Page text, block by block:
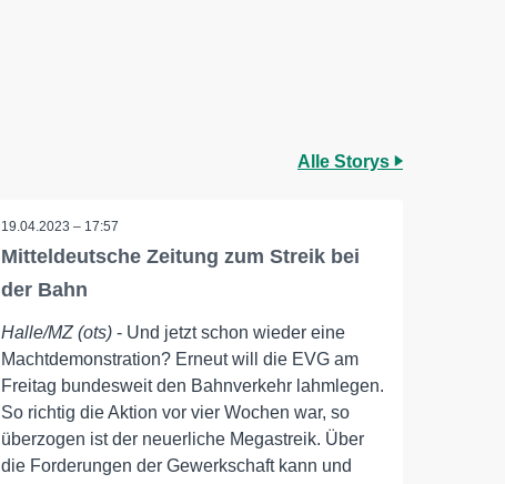
Alle Storys
19.04.2023 – 17:57
Mitteldeutsche Zeitung zum Streik bei
der Bahn
Halle/MZ (ots) - Und jetzt schon wieder eine
Machtdemonstration? Erneut will die EVG am
Freitag bundesweit den Bahnverkehr lahmlegen.
So richtig die Aktion vor vier Wochen war, so
überzogen ist der neuerliche Megastreik. Über
die Forderungen der Gewerkschaft kann und